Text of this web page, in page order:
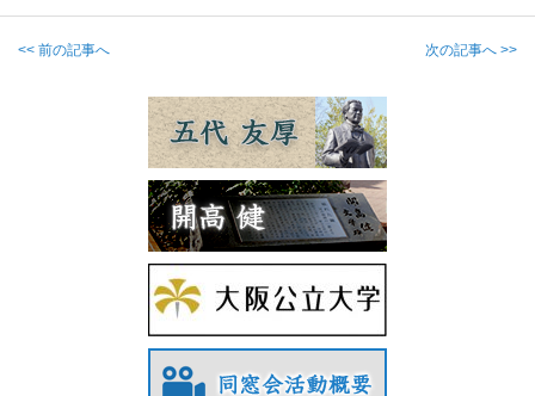
<< 前の記事へ 次の記事へ >>